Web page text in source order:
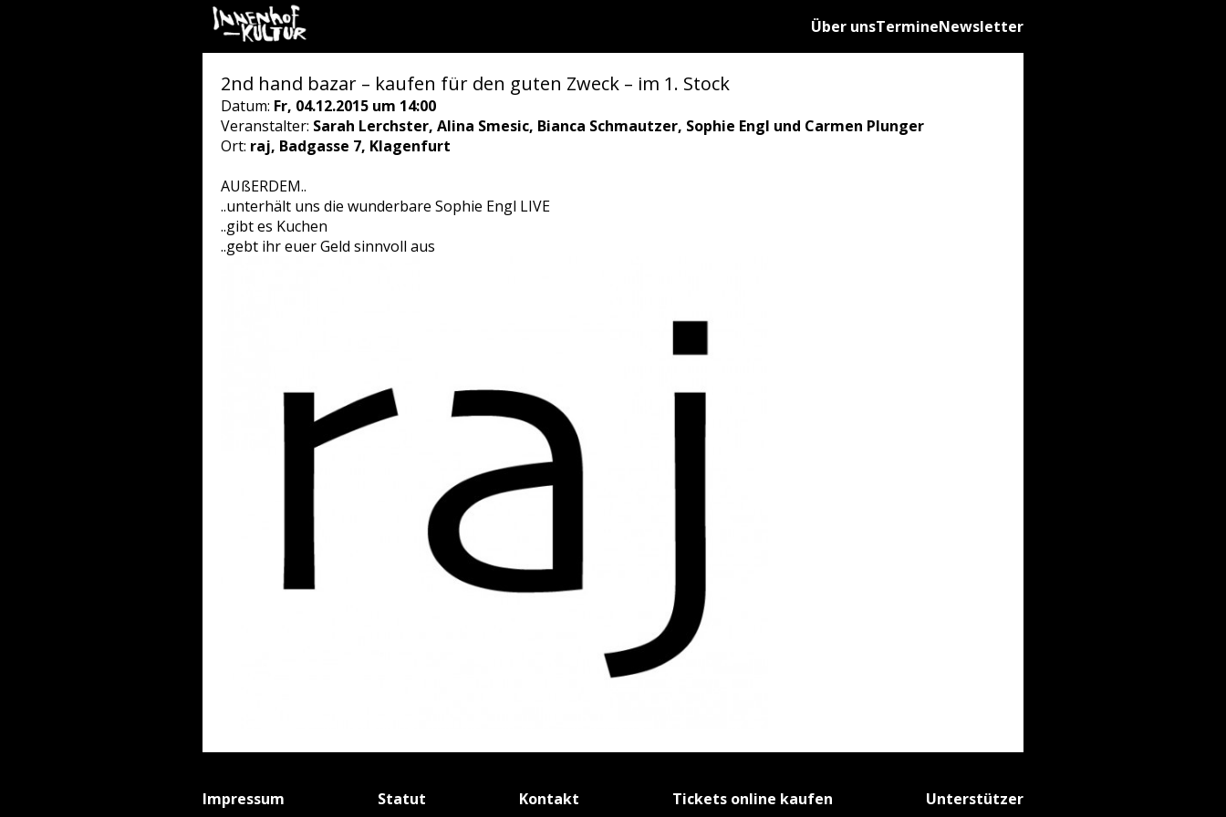
Über unsTermineNewsletter
2nd hand bazar – kaufen für den guten Zweck – im 1. Stock
Datum: Fr, 04.12.2015 um 14:00
Veranstalter: Sarah Lerchster, Alina Smesic, Bianca Schmautzer, Sophie Engl und Carmen Plunger
Ort: raj, Badgasse 7, Klagenfurt
AUßERDEM..
..unterhält uns die wunderbare Sophie Engl LIVE
..gibt es Kuchen
..gebt ihr euer Geld sinnvoll aus
Impressum Statut Kontakt Tickets online kaufen Unterstützer